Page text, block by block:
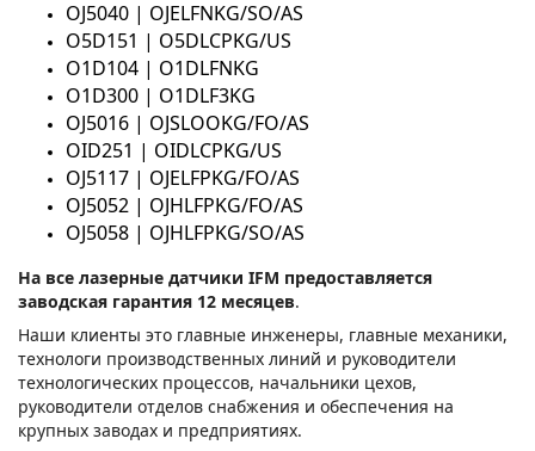
OJ5040 | OJELFNKG/SO/AS
O5D151 | O5DLCPKG/US
O1D104 | O1DLFNKG
O1D300 | O1DLF3KG
OJ5016 | OJSLOOKG/FO/AS
OID251 | OIDLCPKG/US
OJ5117 | OJELFPKG/FO/AS
OJ5052 | OJHLFPKG/FO/AS
OJ5058 | OJHLFPKG/SO/AS
На все лазерные датчики IFM предоставляется
заводская гарантия 12 месяцев.
Наши клиенты это главные инженеры, главные механики,
технологи производственных линий и руководители
технологических процессов, начальники цехов,
руководители отделов снабжения и обеспечения на
крупных заводах и предприятиях.